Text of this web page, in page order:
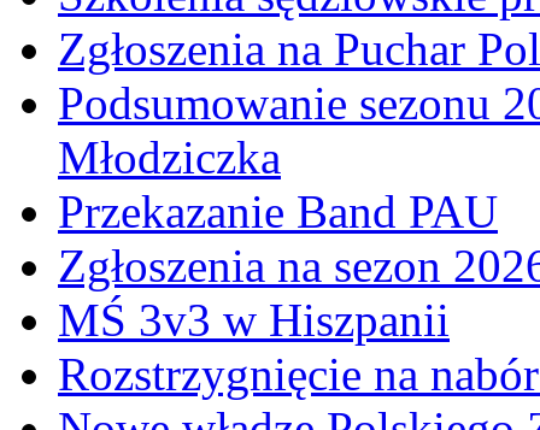
Zgłoszenia na Puchar
Podsumowanie sezonu
Młodziczka
Przekazanie Band PAU
Zgłoszenia na sezon
MŚ 3v3 w Hiszpanii
Rozstrzygnięcie na